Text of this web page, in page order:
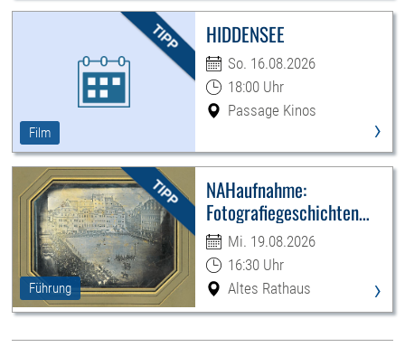
Film
HIDDENSEE
So. 16.08.2026
18:00 Uhr
Passage Kinos
›
Führung
NAHaufnahme:
Fotografiegeschichten
Leipzigs
Mi. 19.08.2026
16:30 Uhr
Altes Rathaus
›